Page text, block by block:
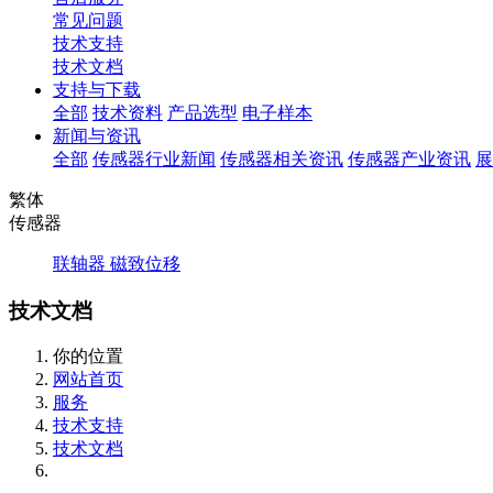
常见问题
技术支持
技术文档
支持与下载
全部 技术资料 产品选型 电子样本
新闻与资讯
全部 传感器行业新闻 传感器相关资讯 传感器产业资讯
繁体
传感器
联轴器 磁致位移
技术文档
你的位置
网站首页
服务
技术支持
技术文档